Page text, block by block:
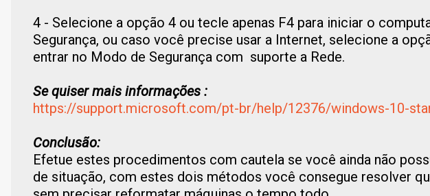
4 - Selecione a opção 4 ou tecle apenas F4 para iniciar o
Segurança, ou caso você precise usar a Internet, selecione a
entrar no Modo de Segurança com suporte a Rede.
Se quiser mais informações :
https://support.microsoft.com/pt-br/help/12376/windows-10-
Conclusão:
Efetue estes procedimentos com cautela se você ainda não
de situação, com estes dois métodos você consegue resolver